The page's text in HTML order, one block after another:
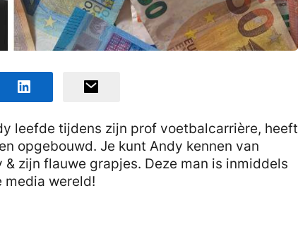
leefde tijdens zijn prof voetbalcarrière, heeft
opgebouwd. Je kunt Andy kennen van
zijn flauwe grapjes. Deze man is inmiddels
media wereld!